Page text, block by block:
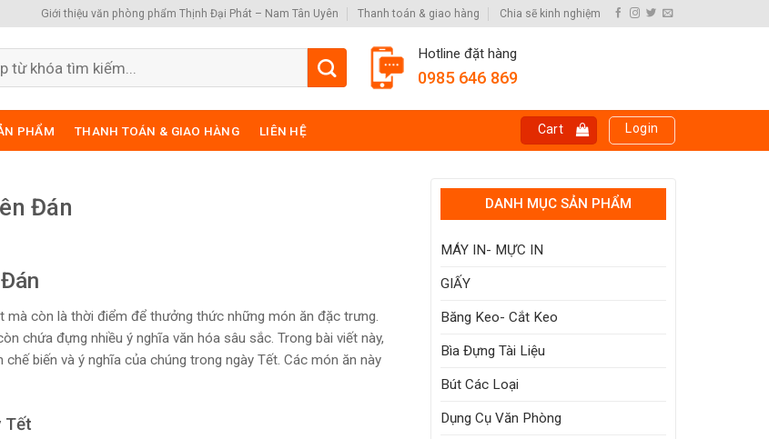
Giới thiệu văn phòng phẩm Thịnh Đại Phát – Nam Tân Uyên Thanh toán & giao hàng Chia sẽ kinh nghiệm
Hotline đặt hàng
0985 646 869
PHẨM THANH TOÁN & GIAO HÀNG LIÊN HỆ Cart Login
Đán
còn là thời điểm để thưởng thức những món ăn đặc trưng.
chứa đựng nhiều ý nghĩa văn hóa sâu sắc. Trong bài viết này,
biến và ý nghĩa của chúng trong ngày Tết. Các món ăn này
Tết
DANH MỤC SẢN PHẨM
MÁY IN- MỰC IN
GIẤY
Băng Keo- Cắt Keo
Bìa Đựng Tài Liệu
Bút Các Loại
Dụng Cụ Văn Phòng